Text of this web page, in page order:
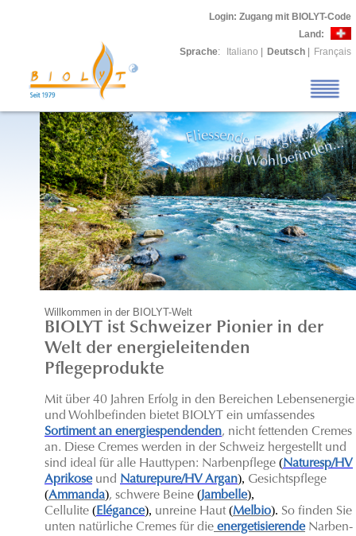
Login: Zugang mit BIOLYT-Code
Land:
Sprache: Italiano Deutsch Français
Willkommen in der BIOLYT-Welt
BIOLYT ist Schweizer Pionier in der
Welt der energieleitenden
Pflegeprodukte
Mit über 40 Jahren Erfolg in den Bereichen Lebensenergie
und Wohlbefinden bietet BIOLYT ein umfassendes
Sortiment an energiespendenden, nicht fettenden Cremes
an. Diese Cremes werden in der Schweiz hergestellt und
sind ideal für alle Hauttypen: Narbenpflege (Naturesp/HV
Aprikose und Naturepure/HV Argan), Gesichtspflege
(Ammanda), schwere Beine (Jambelle),
Cellulite (Elégance), unreine Haut (Melbio). So finden Sie
unten natürliche Cremes für die energetisierendeNarben-